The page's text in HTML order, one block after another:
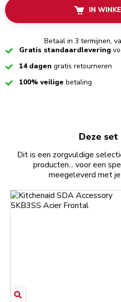
IN
Betaal in 3 termijnen,
CheckedGratis standaardlevering
Checked14 dagen gratis retourneren
Checked100% veilige betaling
Deze
Dit is een zorgvuldige
producten... voor een
meegeleverd met